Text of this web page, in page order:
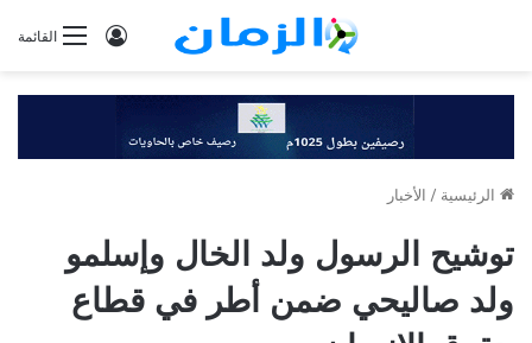
القائمةتسجيل
الرئيسية / الأخبار
توشيح الرسول ولد الخال وإسلمو
ولد صاليحي ضمن أطر في قطاع